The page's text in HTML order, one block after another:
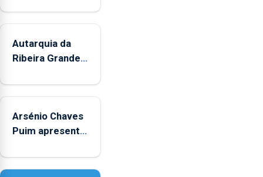
Autarquia da
Ribeira Grande
iniciativa
Verão"
Arsénio Chaves
Puim apresenta
Biblioteca de